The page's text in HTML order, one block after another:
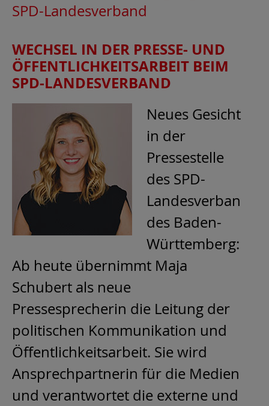
SPD-Landesverband
WECHSEL IN DER PRESSE- UND
ÖFFENTLICHKEITSARBEIT BEIM
SPD-LANDESVERBAND
Neues Gesicht
in der
Pressestelle
des SPD-
Landesverban
des Baden-
Württemberg:
Ab heute übernimmt Maja
Schubert als neue
Pressesprecherin die Leitung der
politischen Kommunikation und
Öffentlichkeitsarbeit. Sie wird
Ansprechpartnerin für die Medien
und verantwortet die externe und